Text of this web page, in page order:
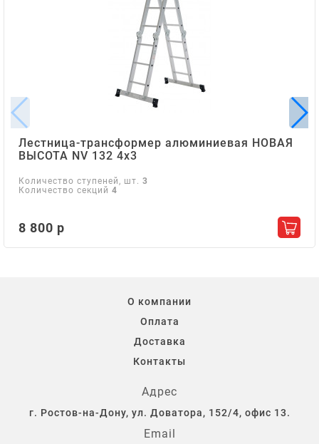
Лестница-трансформер алюминиевая НОВАЯ
ВЫСОТА NV 132 4х3
Количество ступеней, шт. 3
Количество секций 4
8 800 р
О компании
Оплата
Доставка
Контакты
Адрес
г. Ростов-на-Дону, ул. Доватора, 152/4, офис 13.
Email